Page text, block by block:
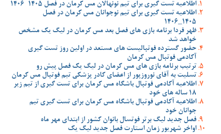
اطلاعیه تست گیری برای تیم نونهالان مس کرمان در فصل 1405-1406
اطلاعیه تست گیری برای تیم نوجوانان مس کرمان در فصل
1405_1406
ظهر فردا برنامه بازی های فصل بعد مس کرمان در لیگ یک مشخص
خواهد شد
حضور گسترده فوتبالیست های مستعد در اولین روز تست گیری
آکادمی فوتبال مس کرمان
ترتیب برنامه بازی های مس کرمان در لیگ یک فصل پیش رو
تسلیت به آقای نوروزپور از اعضای کادر پزشکی تیم فوتبال مس کرمان
اطلاعیه آکادمی فوتبال باشگاه مس کرمان برای تست گیری از تیم زیر
18 ساله های خود
اطلاعیه آکادمی فوتبال باشگاه مس کرمان برای تست گیری تیم
جوانان خود
فصل جدید لیگ برتر فوتسال بانوان کشور از ابتدای مهر ماه
اواخر شهریور زمان استارت فصل جدید لیگ یک